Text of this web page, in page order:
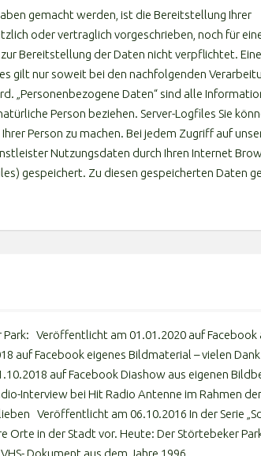
gemacht werden, ist die Bereitstellung Ihrer
oder vertraglich vorgeschrieben, noch für
Bereitstellung der Daten nicht verpflichtet. Eine
gilt nur soweit bei den nachfolgenden
„Personenbezogene Daten“ sind alle
Person beziehen. Server-Logfiles Sie
Person zu machen. Bei jedem Zugriff auf
Nutzungsdaten durch Ihren Internet
gespeichert. Zu diesen gespeicherten Daten
Veröffentlicht am 01.01.2020 auf Facebook
auf Facebook eigenes Bildmaterial – vielen Dank
auf Facebook Diashow aus eigenen
Interview bei Hit Radio Antenne im Rahmen
Veröffentlicht am 06.10.2016 In der Serie
Orte in der Stadt vor. Heute: Der Störtebeker
Dokument aus dem Jahre 1996